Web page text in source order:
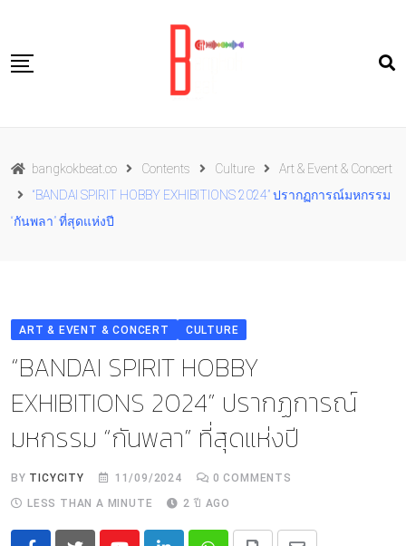
content
Food
Culture
bangkokbeat.co Contents Culture
Art & Event & Concert
“BANDAI SPIRIT HOBBY EXHIBITIONS 2024” ปรากฏการณ์มหกรรม
“กันพลา” ที่สุดแห่งปี
ART & EVENT & CONCERT CULTURE
“BANDAI SPIRIT HOBBY
EXHIBITIONS 2024” ปรากฏการณ์
มหกรรม “กันพลา” ที่สุดแห่งปี
BY TICYCITY 11/09/2024 0 COMMENTS
LESS THAN A MINUTE
2 ปี AGO